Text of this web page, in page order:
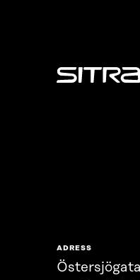
Sitra
ADRESS